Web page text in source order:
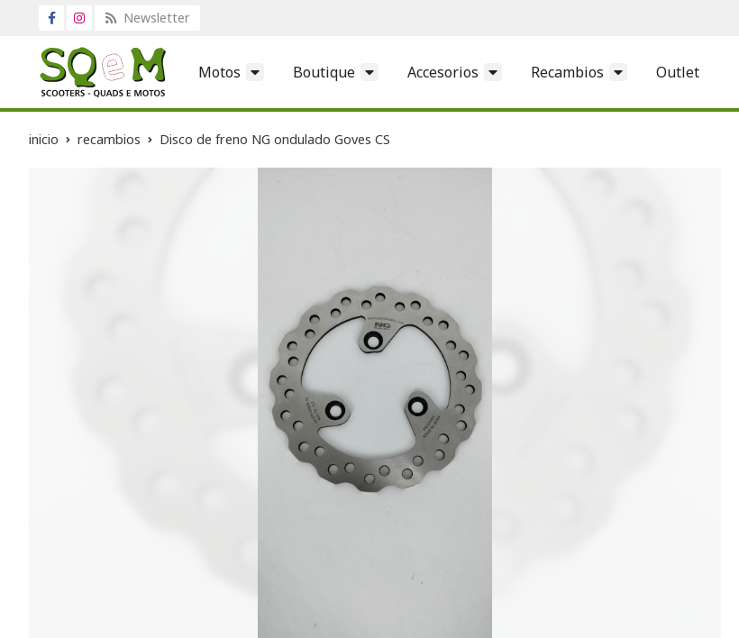
Newsletter
Motos Boutique Accesorios Recambios Outlet
inicio recambios Disco de freno NG ondulado Goves CS